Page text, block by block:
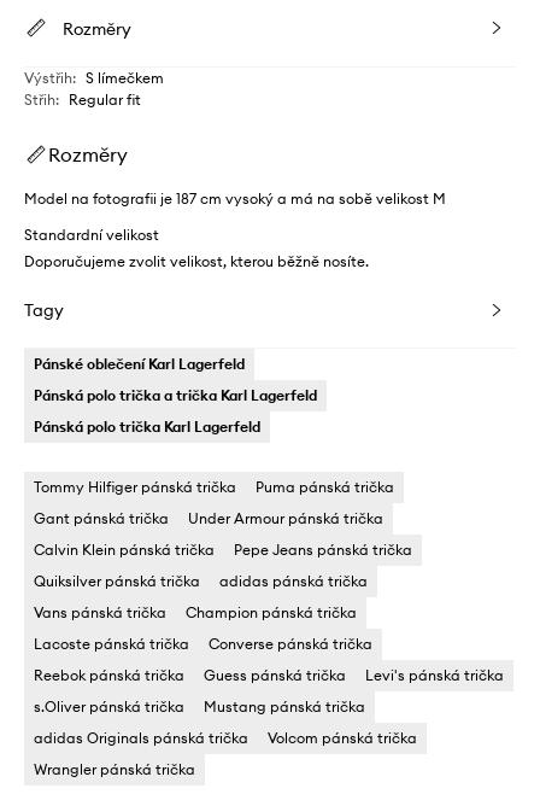
Rozměry
Výstřih: S límečkem
Střih: Regular fit
Rozměry
Model na fotografii je 187 cm vysoký a má na sobě velikost M
Standardní velikost
Doporučujeme zvolit velikost, kterou běžně nosíte.
Tagy
Pánské oblečení Karl Lagerfeld
Pánská polo trička a trička Karl Lagerfeld
Pánská polo trička Karl Lagerfeld
Tommy Hilfiger pánská trička
Puma pánská trička
Gant pánská trička
Under Armour pánská trička
Calvin Klein pánská trička
Pepe Jeans pánská trička
Quiksilver pánská trička
adidas pánská trička
Vans pánská trička
Champion pánská trička
Lacoste pánská trička
Converse pánská trička
Reebok pánská trička
Guess pánská trička
Levi's pánská trička
s.Oliver pánská trička
Mustang pánská trička
adidas Originals pánská trička
Volcom pánská trička
Wrangler pánská trička